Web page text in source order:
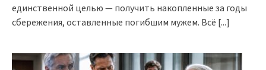
единственной целью — получить накопленные за годы
сбережения, оставленные погибшим мужем. Всё [...]